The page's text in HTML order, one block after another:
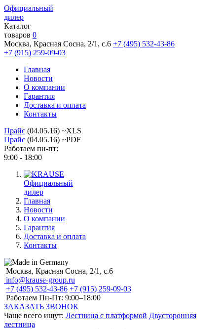
Официальный
дилер
Каталог
товаров 0
Москва, Красная Сосна, 2/1, с.6 +7 (495) 532-43-86
+7 (915) 259-09-03
Главная
Новости
О компании
Гарантия
Доставка и оплата
Контакты
Прайс (04.05.16) ~XLS
Прайс (04.05.16) ~PDF
Работаем пн-пт:
9:00 - 18:00
Официальный
дилер
Главная
Новости
О компании
Гарантия
Доставка и оплата
Контакты
Москва, Красная Сосна, 2/1, с.6
info@krause-group.ru
+7 (495) 532-43-86 +7 (915) 259-09-03
Работаем Пн-Пт: 9:00–18:00
ЗАКАЗАТЬ ЗВОНОК
Чаще всего ищут: Лестница с платформой Двусторонняя
лестница